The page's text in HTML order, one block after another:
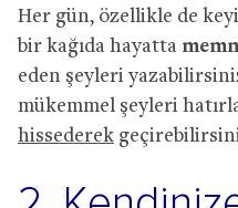
Her gün, özellikle de
bir kağıda hayatta
eden şeyleri
mükemmel şeyleri
hissederek